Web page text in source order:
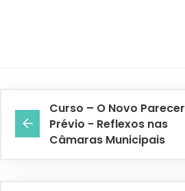
Curso – O Novo Parecer
Prévio - Reflexos nas
Câmaras Municipais